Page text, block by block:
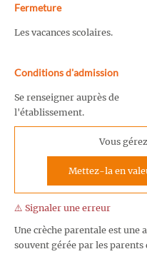
Fermeture
Les vacances scolaires.
Conditions d'admission
Se renseigner auprès de
l'établissement.
Vous
Mettez-la en
⚠️ Signaler une erreur
Une crèche parentale est une
souvent gérée par les parents